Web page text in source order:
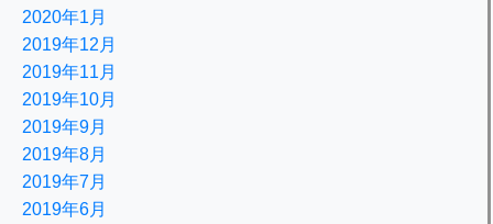
2020年1月
2019年12月
2019年11月
2019年10月
2019年9月
2019年8月
2019年7月
2019年6月